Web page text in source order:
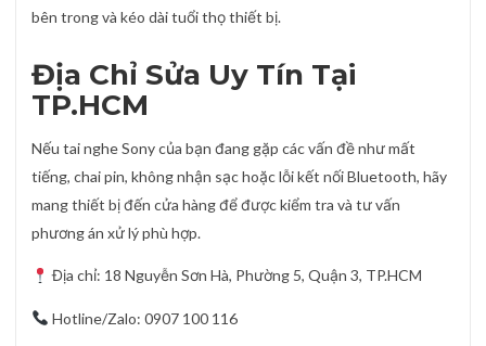
bên trong và kéo dài tuổi thọ thiết bị.
Địa Chỉ Sửa Uy Tín Tại
TP.HCM
Nếu tai nghe Sony của bạn đang gặp các vấn đề như mất
tiếng, chai pin, không nhận sạc hoặc lỗi kết nối Bluetooth, hãy
mang thiết bị đến cửa hàng để được kiểm tra và tư vấn
phương án xử lý phù hợp.
Địa chỉ: 18 Nguyễn Sơn Hà, Phường 5, Quận 3, TP.HCM
Hotline/Zalo: 0907 100 116